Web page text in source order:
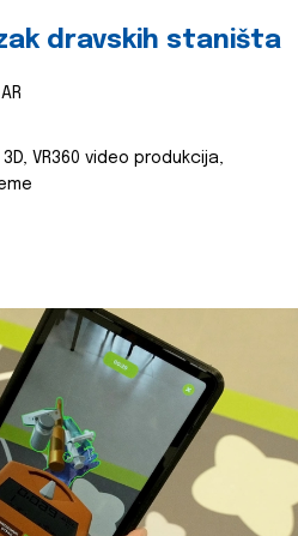
dravskih staništa
VR360 video produkcija,